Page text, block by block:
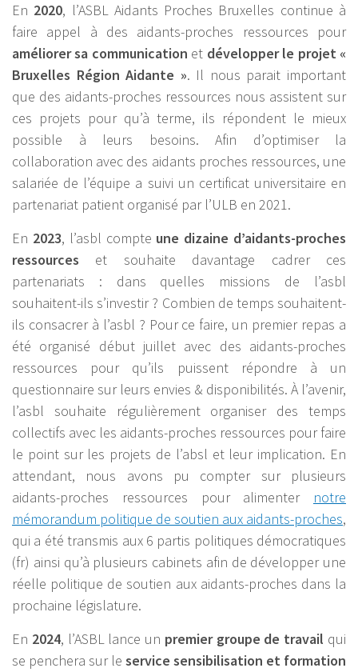
En 2020, l’ASBL Aidants Proches Bruxelles continue à
faire appel à des aidants-proches ressources pour
améliorer sa communication et développer le projet «
Bruxelles Région Aidante ». Il nous parait important
que des aidants-proches ressources nous assistent sur
ces projets pour qu’à terme, ils répondent le mieux
possible à leurs besoins. Afin d’optimiser la
collaboration avec des aidants proches ressources, une
salariée de l’équipe a suivi un certificat universitaire en
partenariat patient organisé par l’ULB en 2021.
En 2023, l’asbl compte une dizaine d’aidants-proches
ressources et souhaite davantage cadrer ces
partenariats : dans quelles missions de l’asbl
souhaitent-ils s’investir ? Combien de temps souhaitent-
ils consacrer à l’asbl ? Pour ce faire, un premier repas a
été organisé début juillet avec des aidants-proches
ressources pour qu’ils puissent répondre à un
questionnaire sur leurs envies & disponibilités. À l’avenir,
l’asbl souhaite régulièrement organiser des temps
collectifs avec les aidants-proches ressources pour faire
le point sur les projets de l’absl et leur implication. En
attendant, nous avons pu compter sur plusieurs
aidants-proches ressources pour alimenter notre
mémorandum politique de soutien aux aidants-proches,
qui a été transmis aux 6 partis politiques démocratiques
(fr) ainsi qu’à plusieurs cabinets afin de développer une
réelle politique de soutien aux aidants-proches dans la
prochaine législature.
En 2024, l’ASBL lance un premier groupe de travail qui
se penchera sur le service sensibilisation et formation